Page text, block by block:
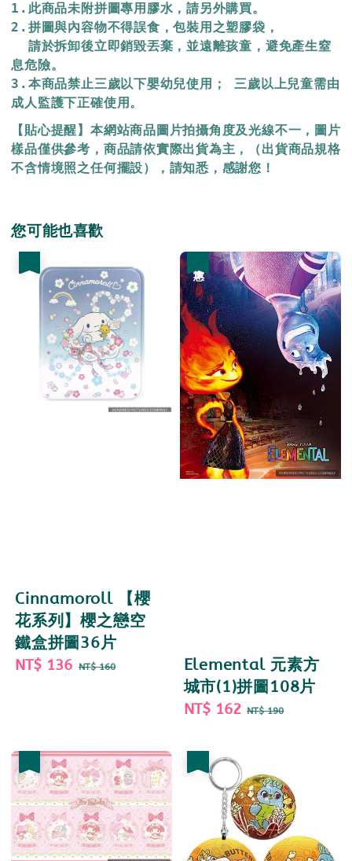
1.此商品未附拼圖專用膠水，請另外購買。
2.拼圖與內容物不得誤食，包裝用之塑膠袋，
  請於拆卸後立即銷毀丟棄，
並遠離孩童，避免產生窒
息危險。
3.本商品禁止三歲以下嬰幼兒使用； 三歲以上兒童需由
成人監護下正確使用。
【貼心提醒】本網站商品圖片拍攝角度及光線不一，圖片
樣品僅供參考，商品請依實際出貨為主，（出貨商品規格
不含情境照之任何擺設），請知悉，感謝您！
您可能也喜歡
Cinnamoroll 【櫻
花系列】櫻之戀空
鐵盒拼圖36片
Sale
NT$ 136 Regular
NT$ 160
Elemental 元素方
城市(1)拼圖108片
Sale
NT$ 162 Regular
NT$ 190